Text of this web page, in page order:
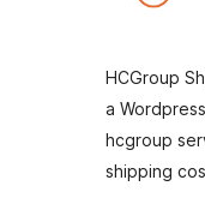
HCGroup
a
hcgroup
shipping